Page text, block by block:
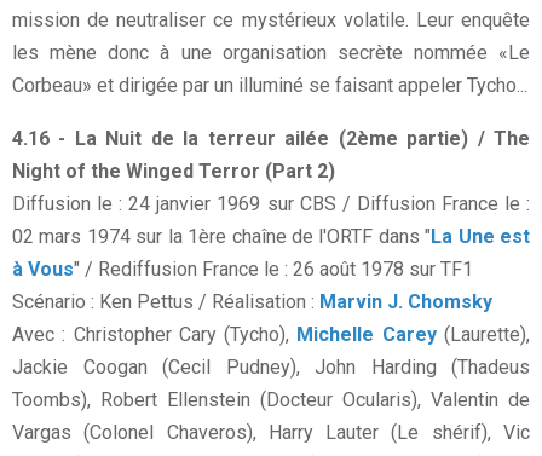
mission de neutraliser ce mystérieux volatile. Leur enquête
les mène donc à une organisation secrète nommée «Le
Corbeau» et dirigée par un illuminé se faisant appeler Tycho...
4.16 - La Nuit de la terreur ailée (2ème partie) / The
Night of the Winged Terror (Part 2)
Diffusion le : 24 janvier 1969 sur CBS / Diffusion France le :
02 mars 1974 sur la 1ère chaîne de l'ORTF dans "La Une est
à Vous" / Rediffusion France le : 26 août 1978 sur TF1
Scénario : Ken Pettus / Réalisation : Marvin J. Chomsky
Avec : Christopher Cary (Tycho), Michelle Carey(Laurette),
Jackie Coogan (Cecil Pudney), John Harding (Thadeus
Toombs), Robert Ellenstein (Docteur Ocularis), Valentin de
Vargas (Colonel Chaveros), Harry Lauter (Le shérif), Vic